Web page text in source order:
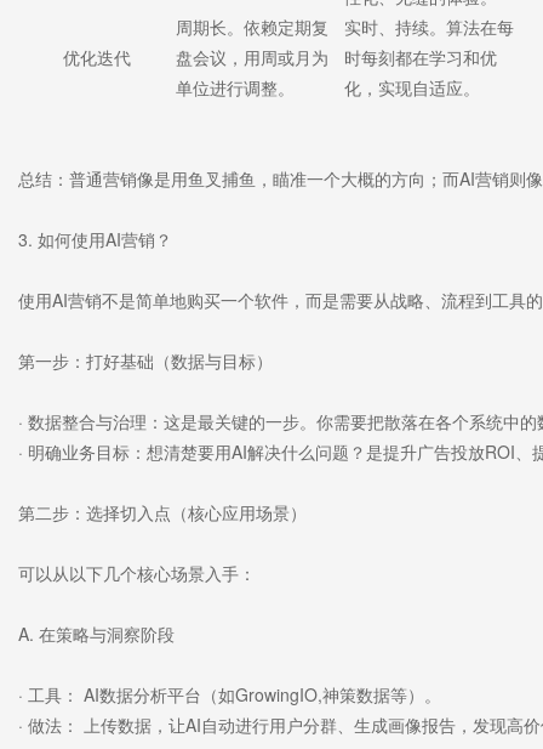
优化迭代
周期长。依赖定期复
盘会议，用周或月为
单位进行调整。
实时、持续。算法在每
时每刻都在学习和优
化，实现自适应。
总结：普通营销像是用鱼叉捕鱼，瞄准一个大概的方向；而AI营销则
3. 如何使用AI营销？
使用AI营销不是简单地购买一个软件，而是需要从战略、流程到工具
第一步：打好基础（数据与目标）
· 数据整合与治理：这是最关键的一步。你需要把散落在各个系统中
· 明确业务目标：想清楚要用AI解决什么问题？是提升广告投放ROI
第二步：选择切入点（核心应用场景）
可以从以下几个核心场景入手：
A. 在策略与洞察阶段
· 工具： AI数据分析平台（如GrowingIO,神策数据等）。
· 做法： 上传数据，让AI自动进行用户分群、生成画像报告，发现高